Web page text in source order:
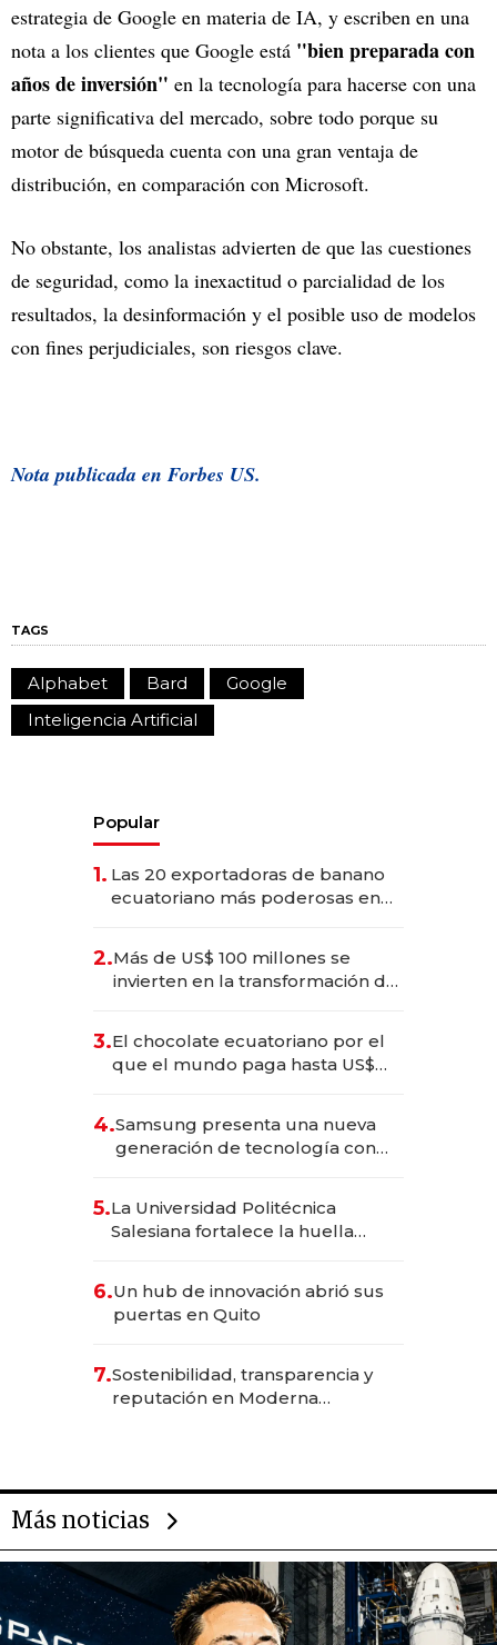
estrategia de Google en materia de IA, y escriben en una
nota a los clientes que Google está "bien preparada con
años de inversión" en la tecnología para hacerse con una
parte significativa del mercado, sobre todo porque su
motor de búsqueda cuenta con una gran ventaja de
distribución, en comparación con Microsoft.
No obstante, los analistas advierten de que las cuestiones
de seguridad, como la inexactitud o parcialidad de los
resultados, la desinformación y el posible uso de modelos
con fines perjudiciales, son riesgos clave.
Nota publicada en Forbes US.
TAGS
Alphabet Bard
Google
Inteligencia Artificial
Popular
1. Las 20 exportadoras de banano
ecuatoriano más poderosas en
2.Más de US$ 100 millones se
invierten en la transformación de
3.El chocolate ecuatoriano por el
que el mundo paga hasta US$
4.Samsung presenta una nueva
generación de tecnología con
5.La Universidad Politécnica
Salesiana fortalece la huella
6.Un hub de innovación abrió sus
puertas en Quito
7.Sostenibilidad, transparencia y
reputación en Moderna
Más noticias